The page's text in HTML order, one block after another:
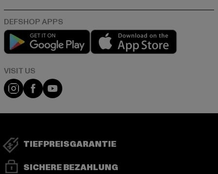
Play market
Visit our Instagram page:
Visit our Facebook page:
Visit our YouTube channel:
TIEFPREISGARANTIE
SICHERE BEZAHLUNG